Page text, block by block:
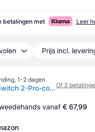
betalingen met Leer
Prijs incl.
, 1-2 dagen
Nintendo Switch 2-Pro-controller gamepadOf 3
vanaf € 67,99